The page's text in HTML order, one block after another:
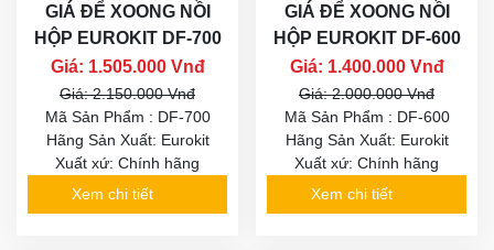
GIÁ ĐỂ XOONG NỒI
HỘP EUROKIT DF-700
Giá: 1.505.000 Vnđ
Giá: 2.150.000 Vnđ
Mã Sản Phẩm : DF-700
Hãng Sản Xuất: Eurokit
Xuất xứ: Chính hãng
Xem chi tiết
GIÁ ĐỂ XOONG NỒI
HỘP EUROKIT DF-600
Giá: 1.400.000 Vnđ
Giá: 2.000.000 Vnđ
Mã Sản Phẩm : DF-600
Hãng Sản Xuất: Eurokit
Xuất xứ: Chính hãng
Xem chi tiết